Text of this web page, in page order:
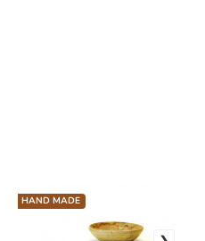
HAND MADE